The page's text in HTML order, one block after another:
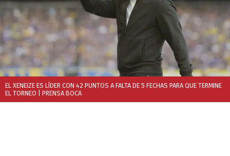
EL XENEIZE ES LÍDER CON 42 PUNTOS A FALTA DE 5 FECHAS PARA QUE TERMINE
EL TORNEO | PRENSA BOCA